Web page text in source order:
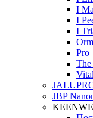
I
I
I
Pro
JBP